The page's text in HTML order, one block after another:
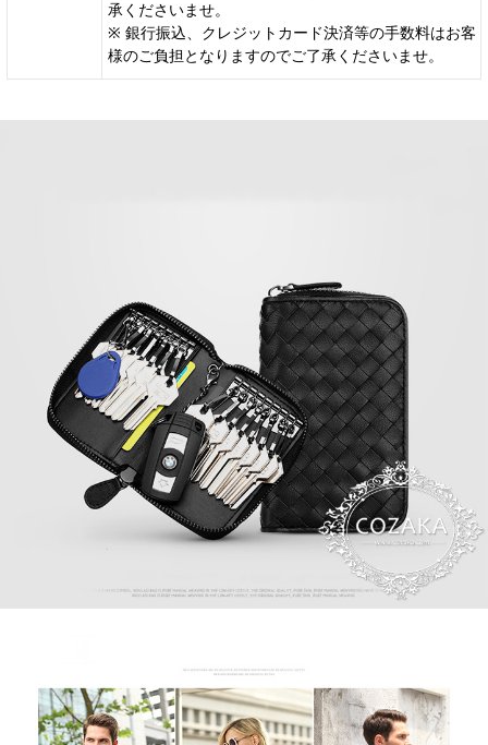
承くださいませ。
※ 銀行振込、クレジットカード決済等の手数料はお客
様のご負担となりますのでご了承くださいませ。